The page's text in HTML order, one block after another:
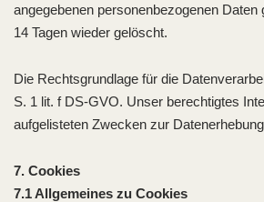
angegebenen personenbezogenen Daten
14 Tagen wieder gelöscht.
Die Rechtsgrundlage für die
S. 1 lit. f DS-GVO. Unser berechtigtes
aufgelisteten Zwecken zur
7. Cookies
7.1 Allgemeines zu Cookies